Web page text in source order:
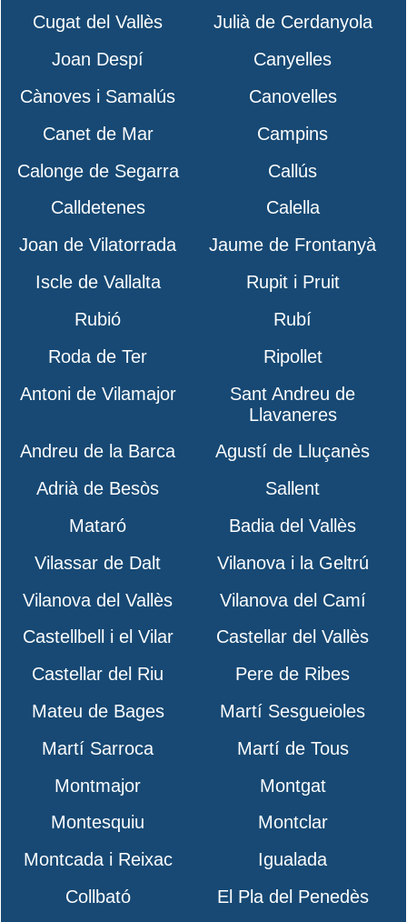
Cugat del Vallès
Julià de Cerdanyola
Joan Despí
Canyelles
Cànoves i Samalús
Canovelles
Canet de Mar
Campins
Calonge de Segarra
Callús
Calldetenes
Calella
Joan de Vilatorrada
Jaume de Frontanyà
Iscle de Vallalta
Rupit i Pruit
Rubió
Rubí
Roda de Ter
Ripollet
Antoni de Vilamajor
Sant Andreu de
Llavaneres
Andreu de la Barca
Agustí de Lluçanès
Adrià de Besòs
Sallent
Mataró
Badia del Vallès
Vilassar de Dalt
Vilanova i la Geltrú
Vilanova del Vallès
Vilanova del Camí
Castellbell i el Vilar
Castellar del Vallès
Castellar del Riu
Pere de Ribes
Mateu de Bages
Martí Sesgueioles
Martí Sarroca
Martí de Tous
Montmajor
Montgat
Montesquiu
Montclar
Montcada i Reixac
Igualada
Collbató
El Pla del Penedès